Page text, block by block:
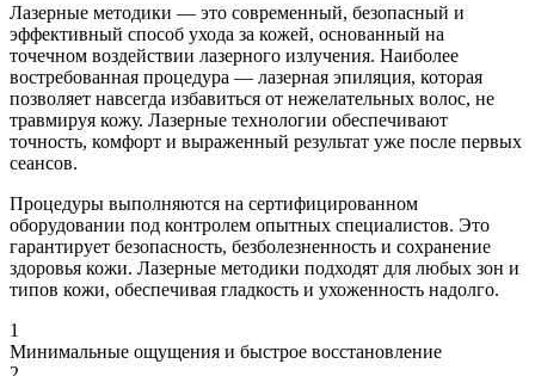
Лазерные методики — это современный, безопасный и
эффективный способ ухода за кожей, основанный на
точечном воздействии лазерного излучения. Наиболее
востребованная процедура — лазерная эпиляция, которая
позволяет навсегда избавиться от нежелательных волос, не
травмируя кожу. Лазерные технологии обеспечивают
точность, комфорт и выраженный результат уже после первых
сеансов.
Процедуры выполняются на сертифицированном
оборудовании под контролем опытных специалистов. Это
гарантирует безопасность, безболезненность и сохранение
здоровья кожи. Лазерные методики подходят для любых зон и
типов кожи, обеспечивая гладкость и ухоженность надолго.
1
Минимальные ощущения и быстрое восстановление